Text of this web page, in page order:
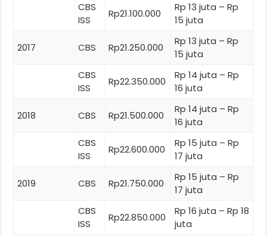
CBS
ISS
Rp21.100.000
Rp 13 juta – Rp
15 juta
2017 CBS Rp21.250.000
Rp 13 juta – Rp
15 juta
CBS
ISS
Rp22.350.000
Rp 14 juta – Rp
16 juta
2018 CBS Rp21.500.000
Rp 14 juta – Rp
16 juta
CBS
ISS
Rp22.600.000
Rp 15 juta – Rp
17 juta
2019 CBS Rp21.750.000
Rp 15 juta – Rp
17 juta
CBS
ISS
Rp22.850.000
Rp 16 juta – Rp 18
juta